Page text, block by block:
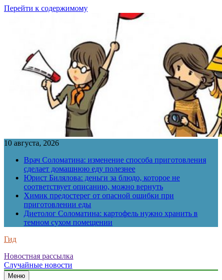
Перейти к содержимому
10 августа, 2026
Врач Соломатина: изменение способа приготовления
сделает домашнюю еду полезнее
Юрист Билялова: деньги за блюдо, которое не
соответствует описанию, можно вернуть
Химик предостерег от опасной ошибки при
приготовлении еды
Диетолог Соломатина: картофель нужно хранить в
темном сухом помещении
Гид
Новостная рассылка
Случайные новости
Меню